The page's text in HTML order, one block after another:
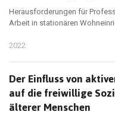
Herausforderungen für
Arbeit in stationären
2022
Der Einfluss von
auf die freiwillige
älterer Menschen